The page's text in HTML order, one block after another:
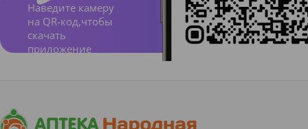
Наведите камеру
на QR-код,чтобы
скачать
приложение